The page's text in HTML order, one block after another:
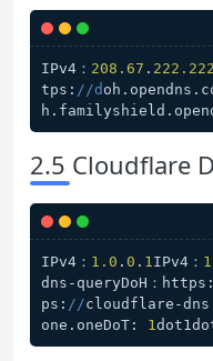
IPv4： 208.67 . 222.222
tps: //d
2.5 Cloudflare
IPv4： 1.0 . 0 . 1IPv4：
dns-queryDoH：https:
ps: //cloudflare-
one.oneDoT: 1